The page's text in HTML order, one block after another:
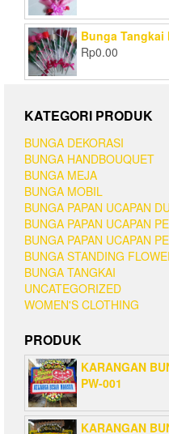
Bunga Tangkai
Rp0.00
KATEGORI PRODUK
BUNGA DEKORASI
BUNGA HANDBOUQUET
BUNGA MEJA
BUNGA MOBIL
BUNGA PAPAN UCAPAN
BUNGA PAPAN UCAPAN
BUNGA PAPAN UCAPAN
BUNGA STANDING
BUNGA TANGKAI
UNCATEGORIZED
WOMEN'S CLOTHING
PRODUK
KARANGAN
PW-001
KARANGAN